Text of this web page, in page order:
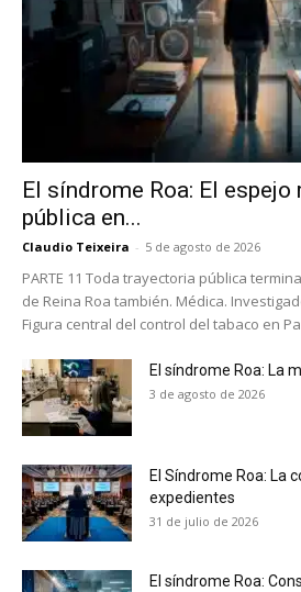
El síndrome Roa: El
pública en...
Claudio Teixeira - 5 de agosto de 2026
PARTE 11 Toda trayectoria pública
de Reina Roa también. Médica.
Figura central del control del tabaco en
El síndrome Roa: La
3 de agosto de 2026
El Síndrome Roa: La
expedientes
31 de julio de 2026
El síndrome Roa: